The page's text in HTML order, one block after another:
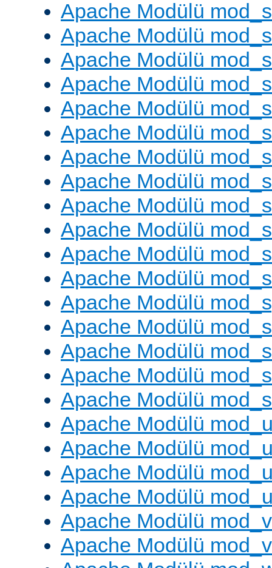
Apache Modülü
Apache Modülü
Apache Modülü
Apache Modülü
Apache Modülü
Apache Modülü
Apache Modülü
Apache Modülü
Apache Modülü
Apache Modülü
Apache Modülü
Apache Modülü
Apache Modülü
Apache Modülü
Apache Modülü
Apache Modülü
Apache Modülü
Apache Modülü
Apache Modülü
Apache Modülü
Apache Modülü
Apache Modülü
Apache Modülü